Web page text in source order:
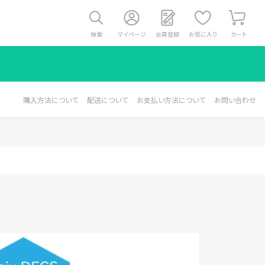
検索 マイページ 会員登録 お気に入り カート
購入方法について 配送について お支払い方法について お問い合わせ